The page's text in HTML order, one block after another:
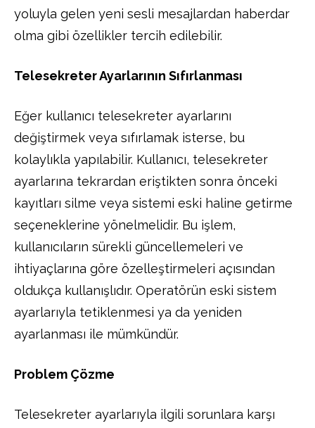
yoluyla gelen yeni sesli mesajlardan haberdar
olma gibi özellikler tercih edilebilir.
Telesekreter Ayarlarının Sıfırlanması
Eğer kullanıcı telesekreter ayarlarını
değiştirmek veya sıfırlamak isterse, bu
kolaylıkla yapılabilir. Kullanıcı, telesekreter
ayarlarına tekrardan eriştikten sonra önceki
kayıtları silme veya sistemi eski haline getirme
seçeneklerine yönelmelidir. Bu işlem,
kullanıcıların sürekli güncellemeleri ve
ihtiyaçlarına göre özelleştirmeleri açısından
oldukça kullanışlıdır. Operatörün eski sistem
ayarlarıyla tetiklenmesi ya da yeniden
ayarlanması ile mümkündür.
Problem Çözme
Telesekreter ayarlarıyla ilgili sorunlara karşı